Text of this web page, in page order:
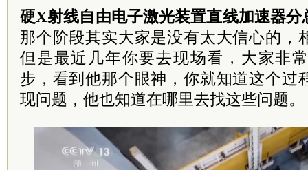
硬X射线自由电子激光装置直线加速器分
那个阶段其实大家是没有太大信心的，
但是最近几年你要去现场看，大家非
步，看到他那个眼神，你就知道这个过
现问题，他也知道在哪里去找这些问题。